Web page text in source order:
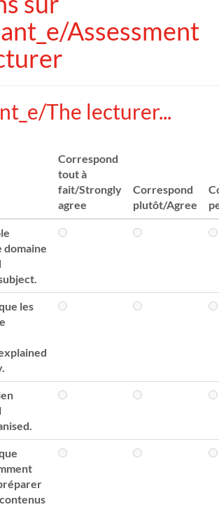
Assessment
The lecturer...
Correspond
tout à
fait/Strongly
agree
Correspond
plutôt/Agree
domaine
les